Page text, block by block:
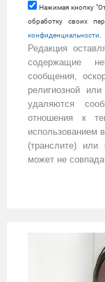
Нажимая кнопку
обработку своих
конфиденциальности.
Редакция
содержащие
сообщения,
религиозной
удаляются
отношения к
использованием
(транслите) или
может не